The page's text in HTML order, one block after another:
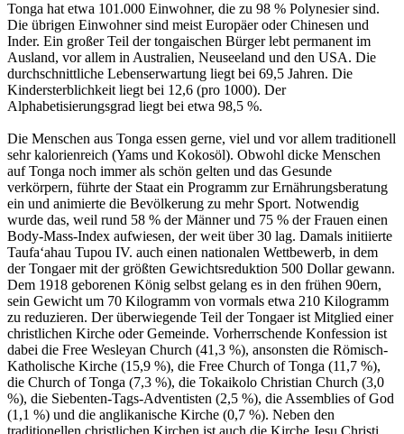
Tonga hat etwa 101.000 Einwohner, die zu 98 % Polynesier sind.
Die übrigen Einwohner sind meist Europäer oder Chinesen und
Inder. Ein großer Teil der tongaischen Bürger lebt permanent im
Ausland, vor allem in Australien, Neuseeland und den USA. Die
durchschnittliche Lebenserwartung liegt bei 69,5 Jahren. Die
Kindersterblichkeit liegt bei 12,6 (pro 1000). Der
Alphabetisierungsgrad liegt bei etwa 98,5 %.
Die Menschen aus Tonga essen gerne, viel und vor allem traditionell
sehr kalorienreich (Yams und Kokosöl). Obwohl dicke Menschen
auf Tonga noch immer als schön gelten und das Gesunde
verkörpern, führte der Staat ein Programm zur Ernährungsberatung
ein und animierte die Bevölkerung zu mehr Sport. Notwendig
wurde das, weil rund 58 % der Männer und 75 % der Frauen einen
Body-Mass-Index aufwiesen, der weit über 30 lag. Damals initiierte
Taufaʻahau Tupou IV. auch einen nationalen Wettbewerb, in dem
der Tongaer mit der größten Gewichtsreduktion 500 Dollar gewann.
Dem 1918 geborenen König selbst gelang es in den frühen 90ern,
sein Gewicht um 70 Kilogramm von vormals etwa 210 Kilogramm
zu reduzieren. Der überwiegende Teil der Tongaer ist Mitglied einer
christlichen Kirche oder Gemeinde. Vorherrschende Konfession ist
dabei die Free Wesleyan Church (41,3 %), ansonsten die Römisch-
Katholische Kirche (15,9 %), die Free Church of Tonga (11,7 %),
die Church of Tonga (7,3 %), die Tokaikolo Christian Church (3,0
%), die Siebenten-Tags-Adventisten (2,5 %), die Assemblies of God
(1,1 %) und die anglikanische Kirche (0,7 %). Neben den